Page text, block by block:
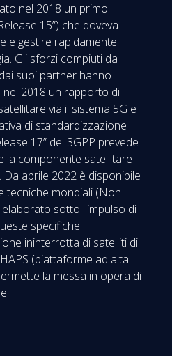
nel 2018 un primo
15”) che doveva
e gestire rapidamente
Gli sforzi compiuti da
suoi partner hanno
2018 un rapporto di
via il sistema 5G e
di standardizzazione
17” del 3GPP prevede
la componente satellitare
Da aprile 2022 è disponibile
tecniche mondiali (Non
sotto l'impulso di
specifiche
ininterrotta di satelliti di
(piattaforme ad alta
la messa in opera di